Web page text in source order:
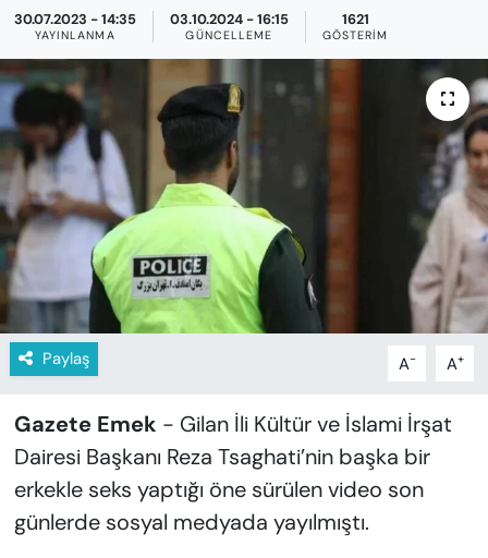
30.07.2023 - 14:35
YAYINLANMA
03.10.2024 - 16:15
GÜNCELLEME
1621
GÖSTERIM
Paylaş A- A+
Gazete Emek - Gilan İli Kültür ve İslami İrşat
Dairesi Başkanı Reza Tsaghati’nin başka bir
erkekle seks yaptığı öne sürülen video son
günlerde sosyal medyada yayılmıştı.
EĞİTİM
KADIN
SAĞLIK
SPOR
KÜLTÜR-SANAT
MAGAZİN
ÖZEL HABER
SİYASET
VAN VE DİYARBAKIR HABERLERİ
Haber Arşivi